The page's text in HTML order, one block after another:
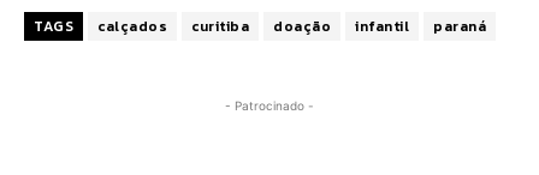
TAGS calçados curitiba doação infantil paraná
- Patrocinado -